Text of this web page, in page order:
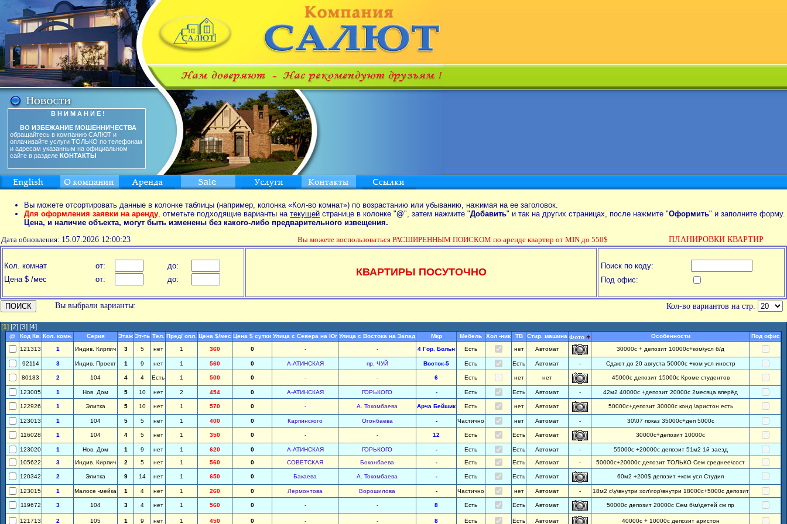
В Н И М А Н И Е !
ВО ИЗБЕЖАНИЕ МОШЕННИЧЕСТВА
обращайтесь в компанию САЛЮТ и
оплачивайте услуги ТОЛЬКО по телефонам
и адресам указанным на официальном
сайте в разделе КОНТАКТЫ
Вы можете отсортировать данные в колонке таблицы (например, колонка «Кол-во комнат») по возрастанию или убыванию, нажимая на ее заголовок.
Для оформления заявки на аренду, отметьте подходящие варианты на текущей странице в колонке "@", затем нажмите "Добавить" и так на других страницах, после нажмите "Оформить" и заполните форму.
Цена, и наличие объекта, могут быть изменены без какого-либо предварительного извещения.
Дата обновления: 15.07.2026 12:00:23 Вы можете воспользоваться РАСШИРЕННЫМ ПОИСКОМ по аренде квартир от MIN до 550$ ПЛАНИРОВКИ КВАРТИР
Кол. комнат от:
до:
Цена $ /мес
от: до:
КВАРТИРЫ ПОСУТОЧНО
Поиск по коду:
Под офис:
Вы выбрали варианты: Кол-во вариантов на стр.
[1] [2] [3] [4]
@ Код Кв. Кол. комн. Серия Этаж Эт-ть Тел. Пред/ опл. Цена $/мес Цена $ сутки Улица с Севера на Юг Улица с Востока на Запад Мкр Мебель Хол -ник ТВ Стир. машина Фото Особенности
Под офис
121313
1 Индив. Кирпич 3 5 нет 1 360 0 - - 4 Гор. Больн Есть нет Автомат 30000с + депозит 10000с+ком\усл б/д
92114 3 Индив. Проект 1 9 нет 1 560 0 А-АТИНСКАЯ пр. ЧУЙ Восток-5 Есть Есть Автомат - Сдают до 20 августа 50000с +ком усл иностр
80183 2 104 4 4 Есть 1 500 0 - - 6 Есть нет нет 45000с депозит 15000с Кроме студентов
123005 1 Нов. Дом 5 10 нет 2 454 0 А-АТИНСКАЯ ГОРЬКОГО - Есть Есть Автомат - 42м2 40000с +депозит 20000с 2месяца вперёд
122926 1 Элитка 5 10 нет 1 570 0 - А. Токомбаева Арча Бейшик Есть нет Автомат 50000с+депозит 30000с конд \аристон есть
123013 1 104 5 5 нет 1 400 0 Карпинского Огонбаева - Частично нет Автомат - 30\07 показ 35000с+деп 5000с
116028 1 104 4 5 нет 1 350 0 - - 12 Есть Есть Автомат 30000с+депозит 10000с
123020 1 Нов. Дом 1 9 нет 1 620 0 А-АТИНСКАЯ ГОРЬКОГО - Есть Есть Автомат -
55000с +20000с депозит 51м2 1й заезд
105622
3 Индив. Кирпич 2 5 нет 1 560 0 СОВЕТСКАЯ Боконбаева - Есть Есть Автомат - 50000с+20000с депозит ТОЛЬКО Сем среднее\сост
120342 2 Элитка 9 14 нет 1 650 0 Бакаева А. Токомбаева - Есть Есть Автомат 60м2 +200$ депозит +ком усл Студия
123015 1 Малосе -мейка 1 4 нет 1 260 0 Лермонтова Ворошилова - Частично нет Автомат - 18м2 с\у\внутри хол\гор\внутри 18000с+5000с депозит
119672 3 104 3 4 нет 1 560 0 - - 8 Есть Есть Автомат 50000с депозит 20000с Сем б\м\детей см пр
121713 2 105 1 9 нет 1 450 0 - - 8 Есть Есть Автомат 40000с + 10000с депозит аристон